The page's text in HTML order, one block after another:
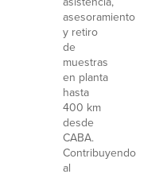
asesoramiento
y retiro
de
muestras
en planta
hasta
400 km
desde
CABA.
Contribuyendo
al